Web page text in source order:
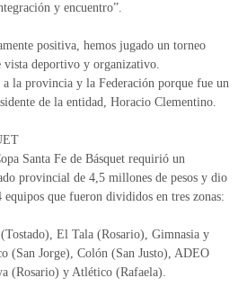
y encuentro”.
positiva, hemos jugado un torneo
vista deportivo y organizativo.
la provincia y la Federación porque fue un
de la entidad, Horacio Clementino.
Santa Fe de Básquet requirió un
provincial de 4,5 millones de pesos y dio
que fueron divididos en tres zonas:
El Tala (Rosario), Gimnasia y
(San Jorge), Colón (San Justo), ADEO
(Rosario) y Atlético (Rafaela).